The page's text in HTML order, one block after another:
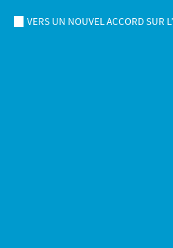
VERS UN NOUVEL ACCORD SUR